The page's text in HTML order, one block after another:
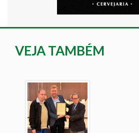
VEJA TAMBÉM